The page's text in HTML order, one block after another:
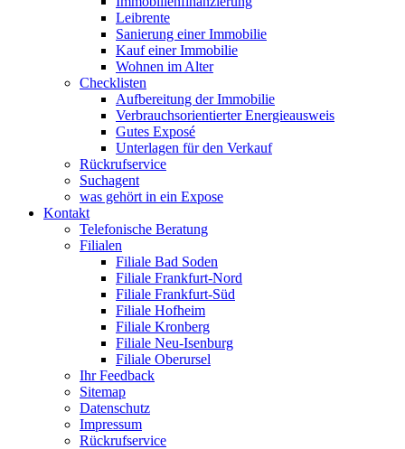
Leibrente
Sanierung einer Immobilie
Kauf einer Immobilie
Wohnen im Alter
Checklisten
Aufbereitung der Immobilie
Verbrauchsorientierter Energieausweis
Gutes Exposé
Unterlagen für den Verkauf
Rückrufservice
Suchagent
was gehört in ein Expose
Kontakt
Telefonische Beratung
Filialen
Filiale Bad Soden
Filiale Frankfurt-Nord
Filiale Frankfurt-Süd
Filiale Hofheim
Filiale Kronberg
Filiale Neu-Isenburg
Filiale Oberursel
Ihr Feedback
Sitemap
Datenschutz
Impressum
Rückrufservice